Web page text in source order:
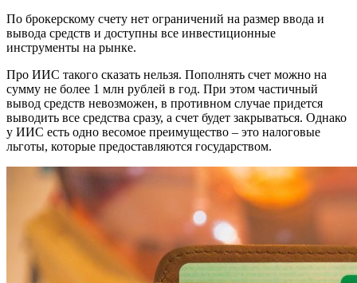
По брокерскому счету нет ограничений на размер ввода и
вывода средств и доступны все инвестиционные
инструменты на рынке.
Про ИИС такого сказать нельзя. Пополнять счет можно на
сумму не более 1 млн рублей в год. При этом частичный
вывод средств невозможен, в противном случае придется
выводить все средства сразу, а счет будет закрываться. Однако
у ИИС есть одно весомое преимущество – это налоговые
льготы, которые предоставляются государством.